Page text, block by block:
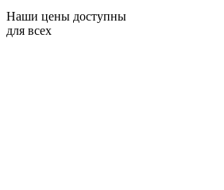
Наши цены доступны
для всех